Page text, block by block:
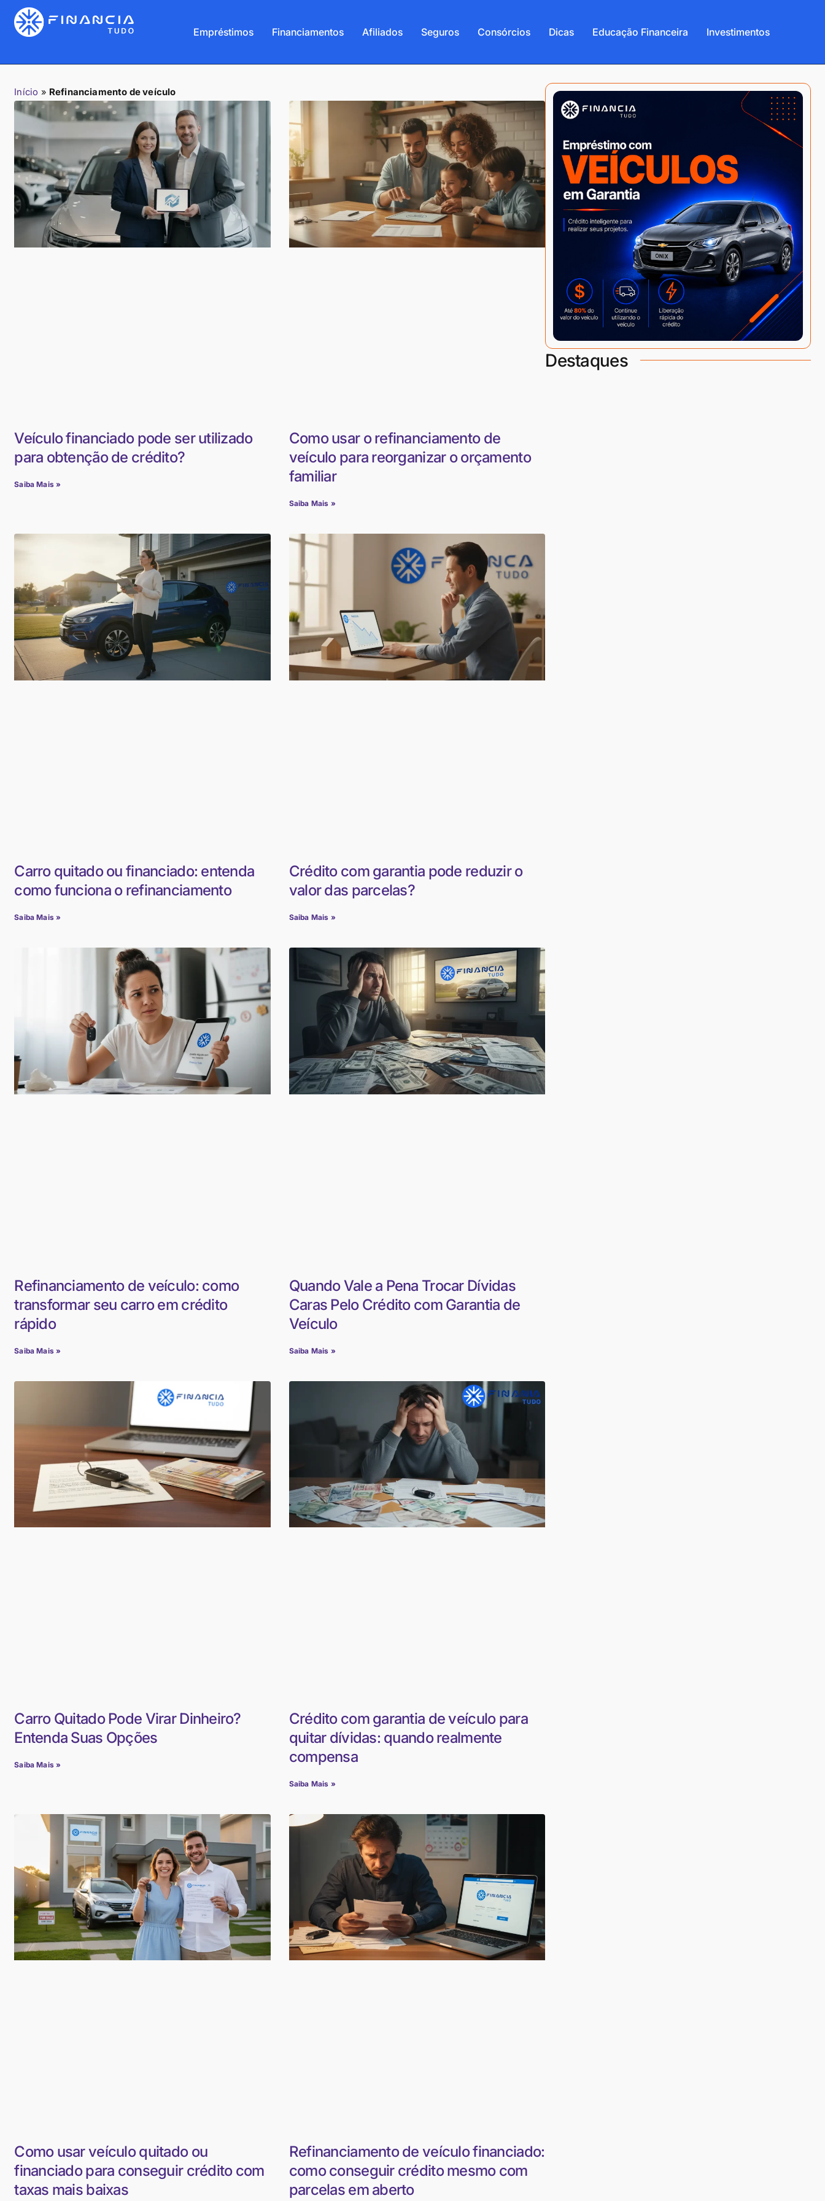
Empréstimos Financiamentos Afiliados Seguros Consórcios Dicas Educação Financeira Investimentos
Início » Refinanciamento de veículo
Veículo financiado pode ser utilizado
para obtenção de crédito?
Saiba Mais »
Como usar o refinanciamento de
veículo para reorganizar o orçamento
familiar
Saiba Mais »
Carro quitado ou financiado: entenda
como funciona o refinanciamento
Saiba Mais »
Crédito com garantia pode reduzir o
valor das parcelas?
Saiba Mais »
Refinanciamento de veículo: como
transformar seu carro em crédito
rápido
Saiba Mais »
Quando Vale a Pena Trocar Dívidas
Caras Pelo Crédito com Garantia de
Veículo
Saiba Mais »
Carro Quitado Pode Virar Dinheiro?
Entenda Suas Opções
Saiba Mais »
Crédito com garantia de veículo para
quitar dívidas: quando realmente
compensa
Saiba Mais »
Como usar veículo quitado ou
financiado para conseguir crédito com
taxas mais baixas
Refinanciamento de veículo financiado:
como conseguir crédito mesmo com
parcelas em aberto
Destaques